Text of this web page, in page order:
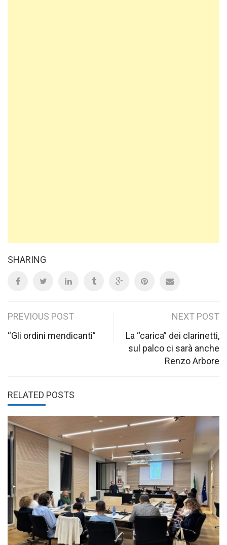
SHARING
Post
navigation
PREVIOUS POST
“Gli ordini mendicanti”
NEXT POST
La “carica” dei clarinetti,
sul palco ci sarà anche
Renzo Arbore
RELATED POSTS